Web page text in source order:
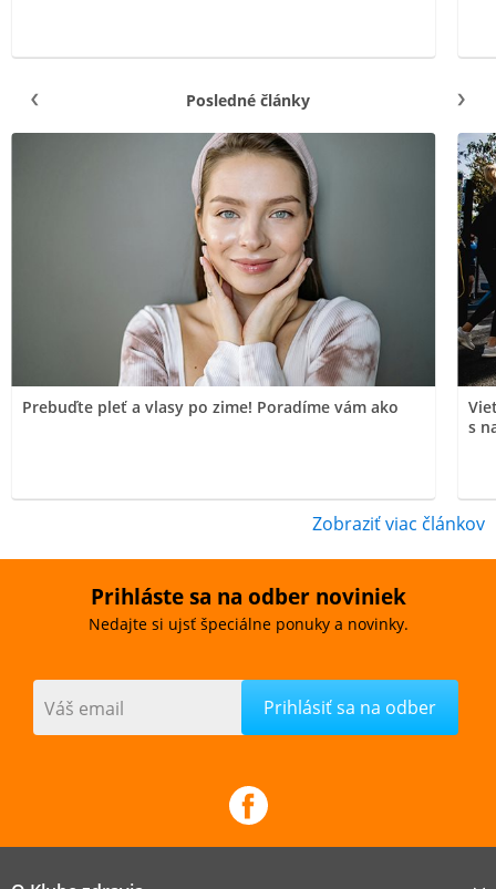
Posledné články
Prebuďte pleť a vlasy po zime! Poradíme vám ako
s
Zobraziť viac článkov
Prihláste sa na odber noviniek
Nedajte si ujsť špeciálne ponuky a novinky.
Váš email